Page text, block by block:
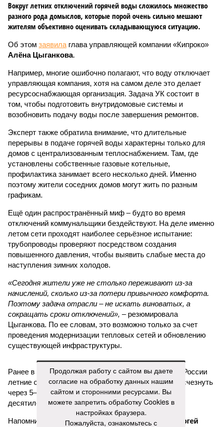
Вокруг летних отключений горячей воды сложилось множество
разного рода домыслов, которые порой очень сильно мешают
жителям объективно оценивать складывающуюся ситуацию.
Об этом заявила глава управляющей компании «Кипроко»
Алёна Цыганкова.
Например, многие ошибочно полагают, что воду отключает
управляющая компания, хотя на самом деле это делает
ресурсоснабжающая организация. Задача УК состоит в
том, чтобы подготовить внутридомовые системы и
возобновить подачу воды после завершения ремонтов.
Эксперт также обратила внимание, что длительные
перерывы в подаче горячей воды характерны только для
домов с централизованным теплоснабжением. Там, где
установлены собственные газовые котельные,
профилактика занимает всего несколько дней. Именно
поэтому жители соседних домов могут жить по разным
графикам.
Ещё один распространённый миф – будто во время
отключений коммунальщики бездействуют. На деле именно
летом сети проходят наиболее серьёзное испытание:
трубопроводы проверяют посредством создания
повышенного давления, чтобы выявить слабые места до
наступления зимних холодов.
«Сегодня жители уже не столько переживают из-за
начислений, сколько из-за потери привычного комфорта.
Поэтому задача отрасли – не искать виноватых, а
сокращать сроки отключений», – резюмировала
Цыганкова. По ее словам, это возможно только за счет
проведения модернизации тепловых сетей и обновлению
существующей инфраструктуры.
Ранее в Госдуме отмечали, что в крупных городах России
летние отключения горячей воды частично могут исчезнуть
через 5–7 лет. Для полного отказа потребуются
десятилетия и замена 70–80% изношенных труб.
Напомним, вице-губернатор Северной столицы
Сергей
Продолжая работу с сайтом вы даете
согласие на обработку данных нашим
сайтом и сторонними ресурсами. Вы
можете запретить обработку Cookies в
настройках браузера.
Пожалуйста, ознакомьтесь с